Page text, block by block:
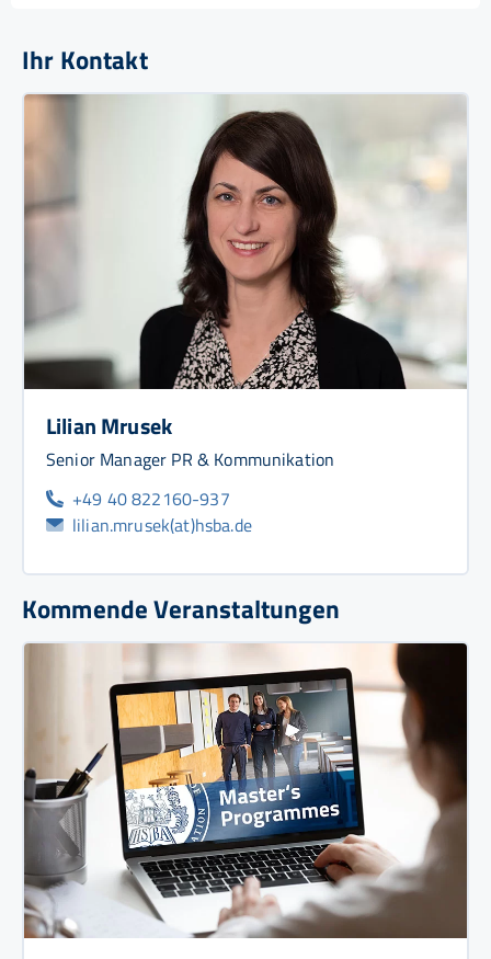
Ihr Kontakt
Lilian Mrusek
Senior Manager PR & Kommunikation
+49 40 822160-937
lilian.mrusek(at)hsba.de
Kommende Veranstaltungen